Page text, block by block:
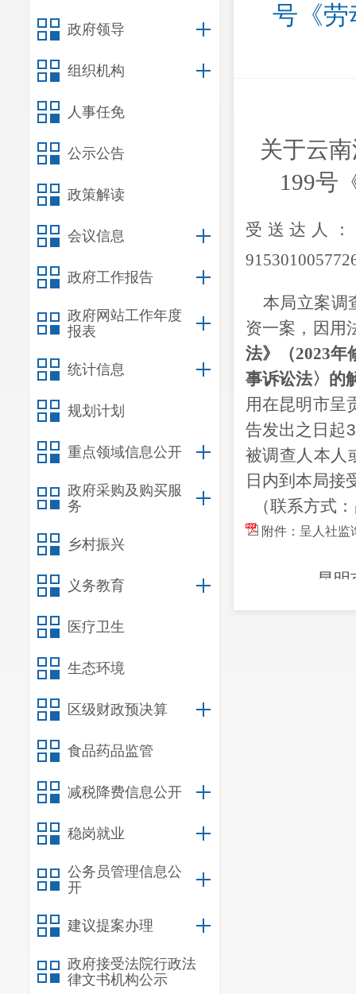
政府领导
组织机构
人事任免
公示公告
政策解读
会议信息
政府工作报告
政府网站工作年度
报表
统计信息
规划计划
重点领域信息公开
政府采购及购买服
务
乡村振兴
义务教育
医疗卫生
生态环境
区级财政预决算
食品药品监管
减税降费信息公开
稳岗就业
公务员管理信息公
开
建议提案办理
政府接受法院行政法
律文书机构公示
号《劳
关于云
199号
受 送达人：
本局立案调
资一案，因用
法》（2023年
事诉讼法〉的
用在昆明市呈
告发出之日起3
被调查人本人
日内到本局接
（联系方式
附件：呈人社监
昆明市呈